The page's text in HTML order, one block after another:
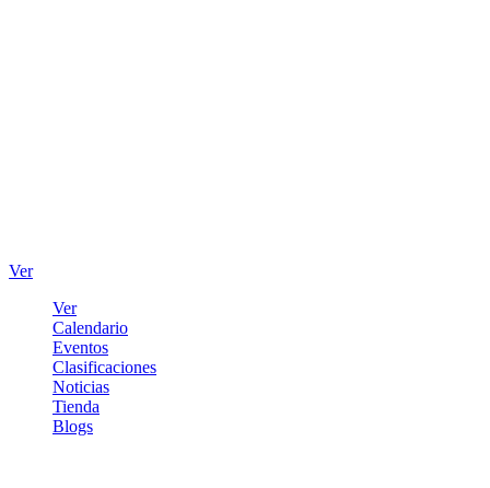
Ver
Ver
Calendario
Eventos
Clasificaciones
Noticias
Tienda
Blogs